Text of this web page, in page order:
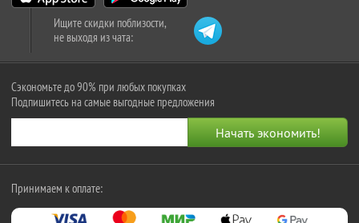
Ищите скидки поблизости,
не выходя из чата:
Сэкономьте до 90% при любых покупках
Подпишитесь на самые выгодные предложения
Принимаем к оплате: